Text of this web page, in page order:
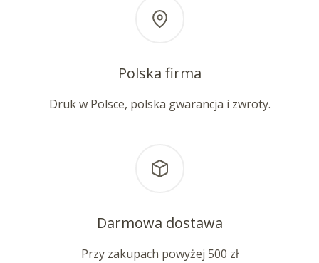
Polska firma
Druk w Polsce, polska gwarancja i zwroty.
Darmowa dostawa
Przy zakupach powyżej 500 zł